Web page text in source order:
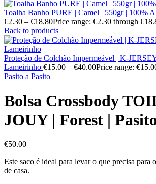
Toalha Banho PURE | Camel | 550gr | 100%
€2.30 – €18.80Price range: €2.30 through
Back to products
Proteção de Colchão Impermeável | K-
Lameirinho €15.00 – €40.00Price range:
Pasito a Pasito
Bolsa Crossbody
JOUY | Forest |
€50.00
Este saco é ideal para levar o que precisa para
de casa.